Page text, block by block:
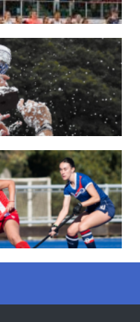
DE P...
últimas dos ventanas de Pro
DE ...
reúne a los mejores clubes del